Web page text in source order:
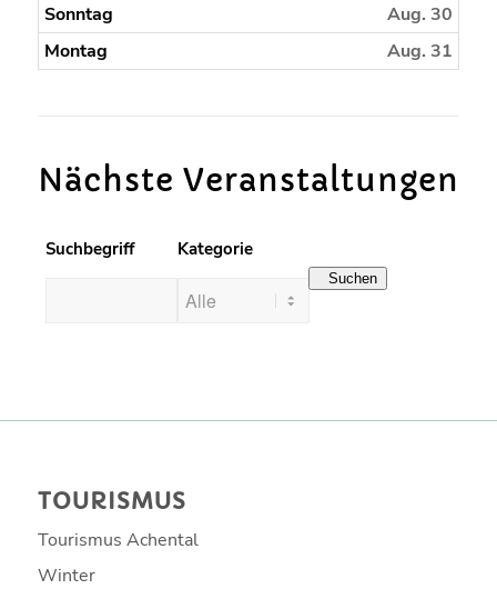
Sonntag
Aug. 30
Montag
Aug. 31
Nächste Veranstaltungen
Suchbegriff Kategorie
Suchen
TOURISMUS
Tourismus Achental
Winter